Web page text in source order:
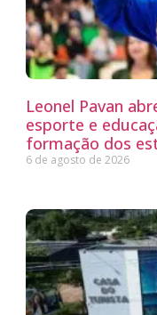
Leonel Pavan
esporte e
formação dos
6 de agosto de 2026